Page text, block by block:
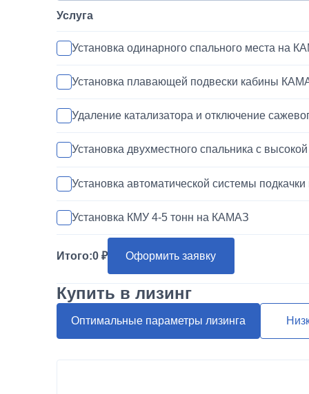
Услуга
Установка одинарного спального места на
Установка плавающей подвески кабины
Удаление катализатора и отключение
Установка двухместного спальника с
Установка автоматической системы
Установка КМУ 4-5 тонн на КАМАЗ
Установка запасного колеса на КАМАЗ
Переделка двигателя КАМАЗ ЕВРО-3/4/5 на
Итого:0 Оформить заявку
Купить в лизинг
Оптимальные параметры лизинга